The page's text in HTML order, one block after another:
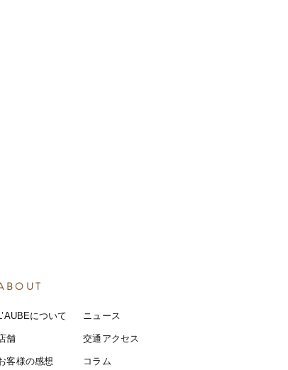
について
舗
客様の感想
​ニュース
​交通アクセス
コラム